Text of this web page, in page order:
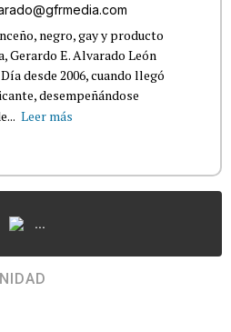
negro, gay y producto
Gerardo E. Alvarado León
desde 2006, cuando llegó
desempeñándose
Leer más
...